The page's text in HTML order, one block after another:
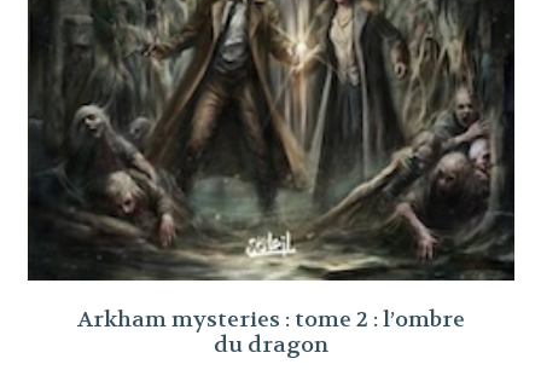
Arkham mysteries : tome 2 : l’ombre
du dragon